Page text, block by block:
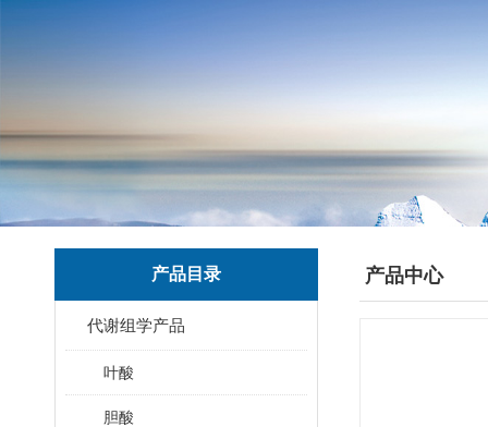
产品目录
代谢组学产品
叶酸
胆酸
产品中心